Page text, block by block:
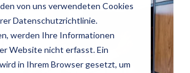
von uns verwendeten Cookies
Datenschutzrichtlinie.
werden Ihre Informationen
Website nicht erfasst. Ein
in Ihrem Browser gesetzt, um